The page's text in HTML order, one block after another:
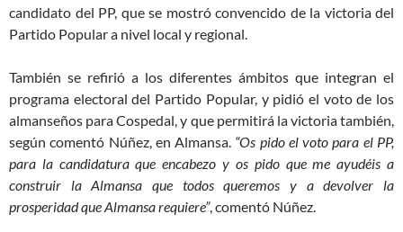
candidato del PP, que se mostró convencido de la victoria del
Partido Popular a nivel local y regional.
También se refirió a los diferentes ámbitos que integran el
programa electoral del Partido Popular, y pidió el voto de los
almanseños para Cospedal, y que permitirá la victoria también,
según comentó Núñez, en Almansa. “Os pido el voto para el PP,
para la candidatura que encabezo y os pido que me ayudéis a
construir la Almansa que todos queremos y a devolver la
prosperidad que Almansa requiere”, comentó Núñez.